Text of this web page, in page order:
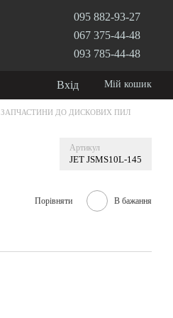
095 882-93-27
067 375-44-48
093 785-44-48
Вхід Мій кошик
ЗАПЧАСТИНИ ДО ДИСКОВИХ ПИЛ
Артикул
JET JSMS10L-145
Порівняти В бажання